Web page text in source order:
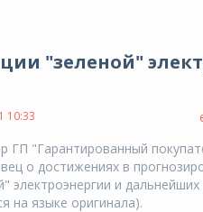
"зеленой"
10:33
ГП "Гарантированный
о достижениях в
электроэнергии и
на языке оригинала).